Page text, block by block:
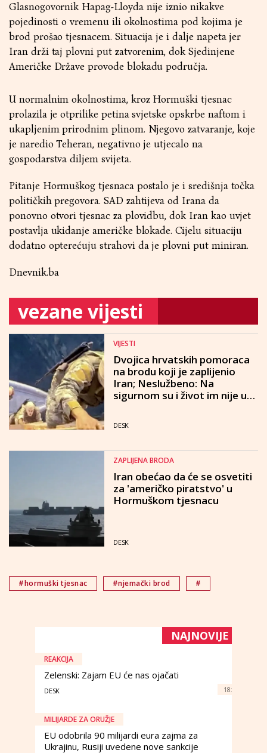
Glasnogovornik Hapag-Lloyda nije iznio nikakve
pojedinosti o vremenu ili okolnostima pod kojima je
brod prošao tjesnacem. Situacija je i dalje napeta jer
Iran drži taj plovni put zatvorenim, dok Sjedinjene
Američke Države provode blokadu područja.
U normalnim okolnostima, kroz Hormuški tjesnac
prolazila je otprilike petina svjetske opskrbe naftom i
ukapljenim prirodnim plinom. Njegovo zatvaranje, koje
je naredio Teheran, negativno je utjecalo na
gospodarstva diljem svijeta.
Pitanje Hormuškog tjesnaca postalo je i središnja točka
političkih pregovora. SAD zahtijeva od Irana da
ponovno otvori tjesnac za plovidbu, dok Iran kao uvjet
postavlja ukidanje američke blokade. Cijelu situaciju
dodatno opterećuju strahovi da je plovni put miniran.
Dnevnik.ba
vezane vijesti
VIJESTI
Dvojica hrvatskih pomoraca
na brodu koji je zaplijenio
Iran; Neslužbeno: Na
sigurnom su i život im nije u
DESK
ZAPLIJENA BRODA
Iran obećao da će se osvetiti
za 'američko piratstvo' u
Hormuškom tjesnacu
DESK
#hormuški tjesnac #njemački brod #
NAJNOVIJE
REAKCIJA
Zelenski: Zajam EU će nas ojačati
DESK 18:
MILIJARDE ZA ORUŽJE
EU odobrila 90 milijardi eura zajma za
Ukrajinu, Rusiji uvedene nove sankcije